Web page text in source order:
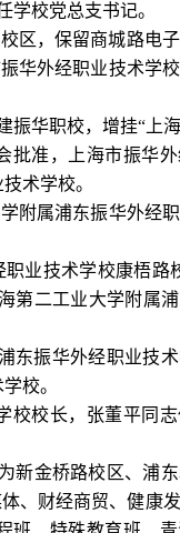
学校党总支书记。
区，保留商城路电
华外经职业技术学
振华职校，增挂“上
批准，上海市振华
术学校。
附属浦东振华外经
业技术学校康梧路
海第二工业大学附属
东振华外经职业技
校。
校校长，张董平同
新金桥路校区、浦
、财经商贸、健康发